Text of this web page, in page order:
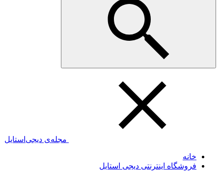
مجله‌ی دیجی‌استایل
خانه
فروشگاه اینترنتی دیجی استایل